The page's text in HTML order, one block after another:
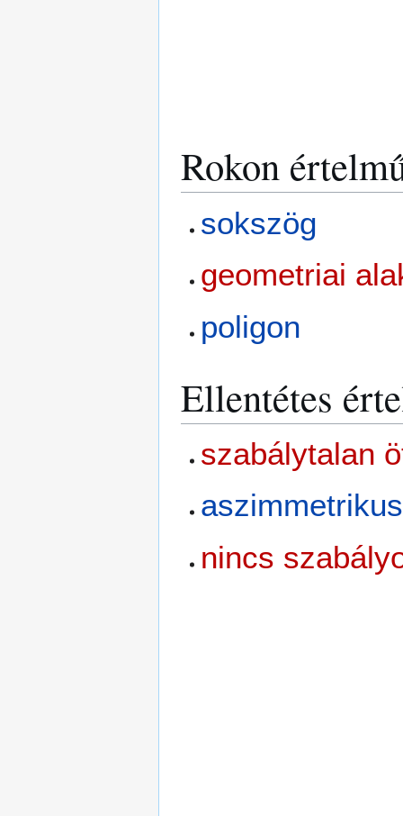
Rokon
sokszög
geometriai
poligon
Ellentétes
szabálytalan
aszimmetrikus
nincs